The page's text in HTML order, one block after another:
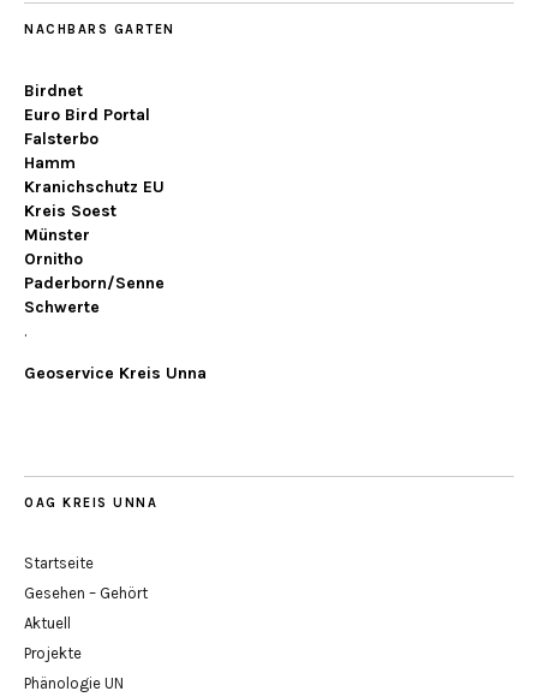
NACHBARS GARTEN
Birdnet
Euro Bird Portal
Falsterbo
Hamm
Kranichschutz EU
Kreis Soest
Münster
Ornitho
Paderborn/Senne
Schwerte
.
Geoservice Kreis Unna
OAG KREIS UNNA
Startseite
Gesehen – Gehört
Aktuell
Projekte
Phänologie UN